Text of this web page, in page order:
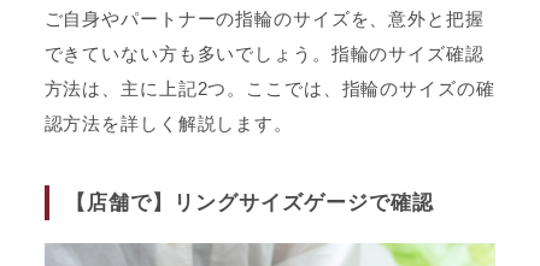
ご自身やパートナーの指輪のサイズを、意外と把握
できていない方も多いでしょう。指輪のサイズ確認
方法は、主に上記2つ。ここでは、指輪のサイズの確
認方法を詳しく解説します。
【店舗で】リングサイズゲージで確認